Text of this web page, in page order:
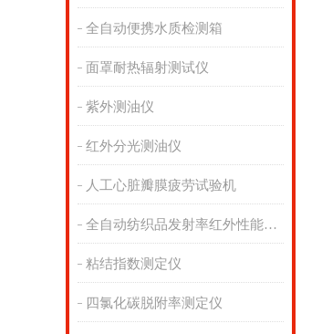
全自动便携水质检测箱
面罩耐热辐射测试仪
紫外测油仪
红外分光测油仪
人工心脏瓣膜疲劳试验机
全自动纺织品发射率红外性能分析
粘结指数测定仪
四氯化碳脱附率测定仪